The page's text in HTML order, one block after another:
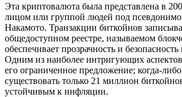
Эта криптовалюта была представлена в
лицом или группой людей под
Накамото. Транзакции биткойнов
общедоступном реестре, называемом
обеспечивает прозрачность и
Одним из наиболее интригующих аспектов
его ограниченное предложение; когда-
существовать только 21 миллион
устойчивым к инфляции.